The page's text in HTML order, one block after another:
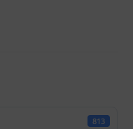
813